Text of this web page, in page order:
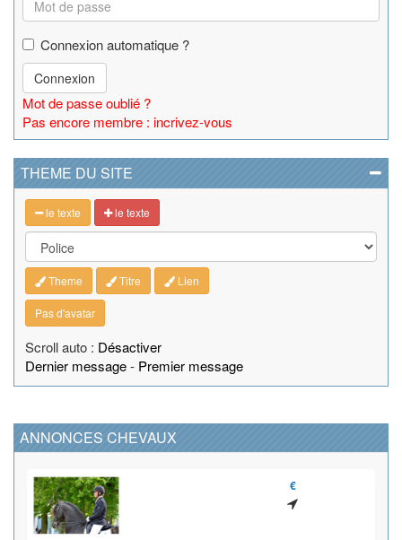
Connexion automatique ?
Connexion
Mot de passe oublié ?
Pas encore membre : incrivez-vous
THEME DU SITE
le texte le texte
Theme Titre Lien
Pas d'avatar
Scroll auto : Désactiver
Dernier message- Premier message
ANNONCES CHEVAUX
€